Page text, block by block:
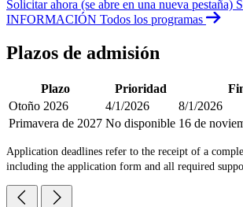
Solicitar ahora (se abre en una nueva pestaña)
INFORMACIÓN Todos los programas
Plazos de admisión
Plazo Prioridad
Otoño 2026
4/1/2026
8/1/2026
Primavera de 2027 No disponible 16 de
Application deadlines refer to the receipt of a
including the application form and all required